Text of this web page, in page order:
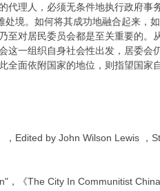
代理人，必须无条件地执行政府事
境。如何将其成功地融合起来，
对居民委员会都是至关重要的。
这一组织自身社会性出发，居委会
全面依附国家的地位，则指望国家
Edited by John Wilson Lewis ，
《The City In Communitist